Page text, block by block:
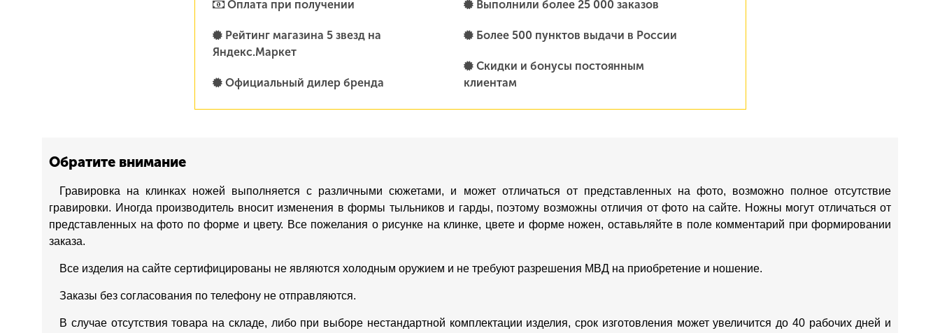
Оплата при получении
Рейтинг магазина 5 звезд на
Яндекс.Маркет
Официальный дилер бренда
Выполнили более 25 000 заказов
Более 500 пунктов выдачи в России
Скидки и бонусы постоянным
клиентам
Обратите внимание
Гравировка на клинках ножей выполняется с различными сюжетами, и может отличаться от представленных на фото, возможно полное отсутствие
гравировки. Иногда производитель вносит изменения в формы тыльников и гарды, поэтому возможны отличия от фото на сайте. Ножны могут отличаться от
представленных на фото по форме и цвету. Все пожелания о рисунке на клинке, цвете и форме ножен, оставьляйте в поле комментарий при формировании
заказа.
Все изделия на сайте сертифицированы не являются холодным оружием и не требуют разрешения МВД на приобретение и ношение.
Заказы без согласования по телефону не отправляются.
В случае отсутствия товара на складе, либо при выборе нестандартной комплектации изделия, срок изготовления может увеличится до 40 рабочих дней и